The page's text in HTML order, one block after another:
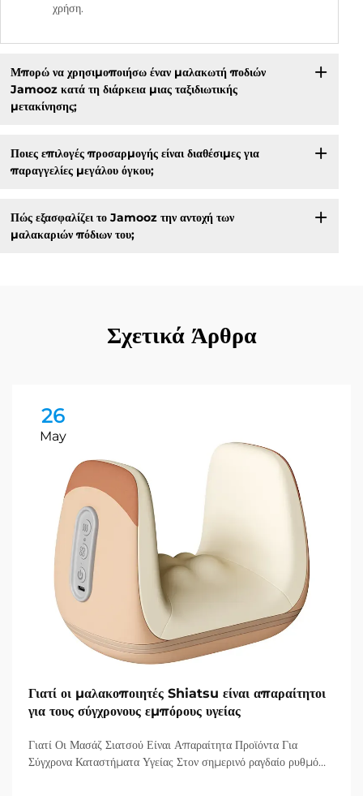
χρήση.
Μπορώ να χρησιμοποιήσω έναν μαλακωτή ποδιών
Jamooz κατά τη διάρκεια μιας ταξιδιωτικής
μετακίνησης;
Ποιες επιλογές προσαρμογής είναι διαθέσιμες για
παραγγελίες μεγάλου όγκου;
Πώς εξασφαλίζει το Jamooz την αντοχή των
μαλακαριών πόδιων του;
Σχετικά Άρθρα
26
May
Γιατί οι μαλακοποιητές Shiatsu είναι απαραίτητοι
για τους σύγχρονους εμπόρους υγείας
Γιατί Οι Μασάζ Σιατσού Είναι Απαραίτητα Προϊόντα Για
Σύγχρονα Καταστήματα Υγείας Στον σημερινό ραγδαίο ρυθμό